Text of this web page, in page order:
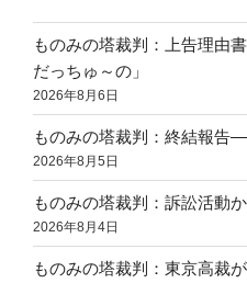
ものみの塔裁判：上告理由
だっちゅ～の」
2026年8月6日
ものみの塔裁判：終結報
2026年8月5日
ものみの塔裁判：訴訟活動
2026年8月4日
ものみの塔裁判：東京高裁